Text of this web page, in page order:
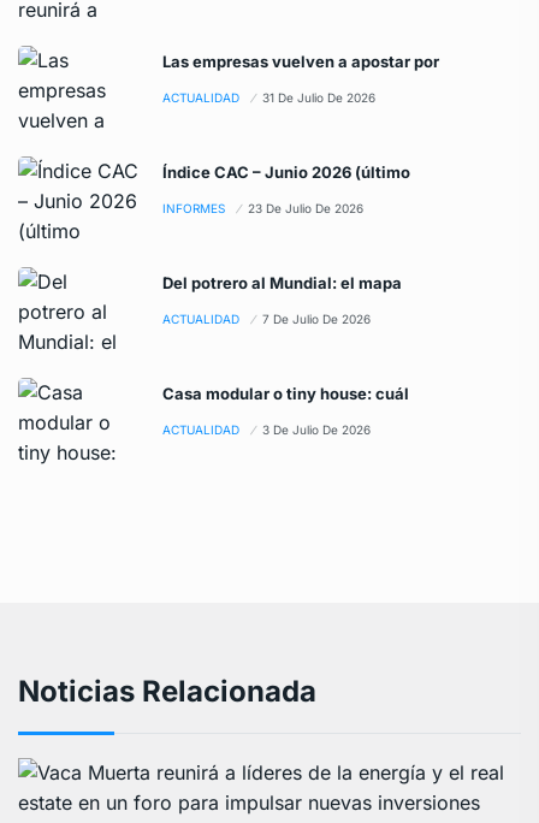
Las empresas vuelven a apostar por
ACTUALIDAD 31 De Julio De 2026
Índice CAC – Junio 2026 (último
INFORMES 23 De Julio De 2026
Del potrero al Mundial: el mapa
ACTUALIDAD 7 De Julio De 2026
Casa modular o tiny house: cuál
ACTUALIDAD 3 De Julio De 2026
Noticias Relacionada